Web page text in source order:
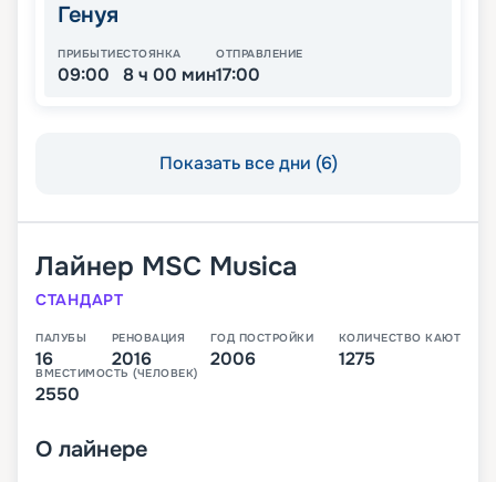
Генуя
ПРИБЫТИЕ
09:00
СТОЯНКА
8 ч 00 мин
ОТПРАВЛЕНИЕ
17:00
Показать все дни (6)
Лайнер MSC Musica
СТАНДАРТ
ПАЛУБЫ
16
РЕНОВАЦИЯ
2016
ГОД ПОСТРОЙКИ
2006
КОЛИЧЕСТВО КАЮТ
1275
ВМЕСТИМОСТЬ (ЧЕЛОВЕК)
2550
О лайнере